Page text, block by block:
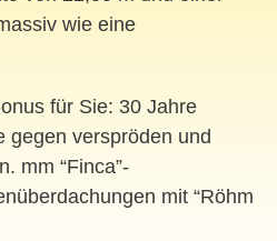
wie eine
für Sie: 30 Jahre
gegen verspröden und
mm “Finca”-
mit “Röhm